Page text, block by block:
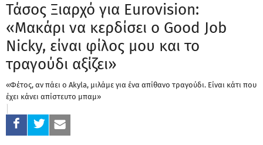
Τάσος Ξιαρχό για Eurovision:
«Μακάρι να κερδίσει ο Good Job
Nicky, είναι φίλος μου και το
τραγούδι αξίζει»
«Φέτος, αν πάει ο Akyla, μιλάμε για ένα απίθανο τραγούδι. Είναι κάτι που
έχει κάνει απίστευτο μπαμ»